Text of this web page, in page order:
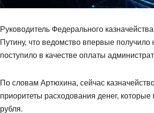
Руководитель Федерального
Путину, что ведомство впервые
поступило в качестве оплаты
По словам Артюхина, сейчас
приоритеты расходования денег,
рубля.